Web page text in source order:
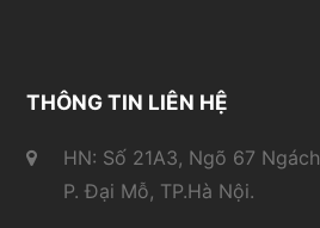
THÔNG TIN LIÊN HỆ
HN: Số 21A3, Ngõ 67
P. Đại Mỗ, TP.Hà Nội.